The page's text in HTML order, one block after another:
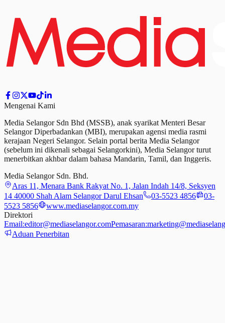
Mengenai Kami
Media Selangor Sdn Bhd (MSSB), anak syarikat Menteri Besar
Selangor Diperbadankan (MBI), merupakan agensi media rasmi
kerajaan Negeri Selangor. Selain portal berita Media Selangor
(sebelum ini dikenali sebagai Selangorkini), Media Selangor turut
menerbitkan akhbar dalam bahasa Mandarin, Tamil, dan Inggeris.
Media Selangor Sdn. Bhd.
Aras 11, Menara Bank Rakyat No. 1, Jalan Indah 14/8, Seksyen
14 40000 Shah Alam Selangor Darul Ehsan
03-5523 4856
03-
5523 5856
www.mediaselangor.com.my
Direktori
Email:editor@mediaselangor.comPemasaran:
Aduan Penerbitan